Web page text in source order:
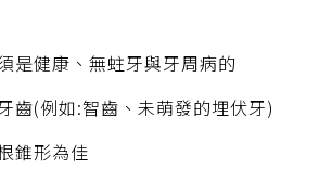
是健康、無蛀牙與牙周病的
齒(例如:智齒、未萌發的埋伏牙)
錐形為佳